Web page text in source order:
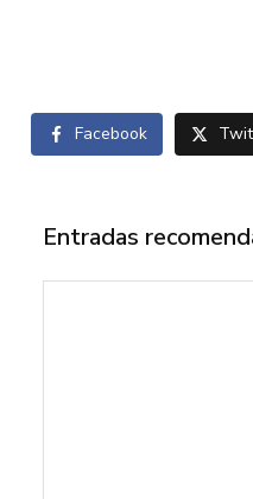
Facebook
Entradas